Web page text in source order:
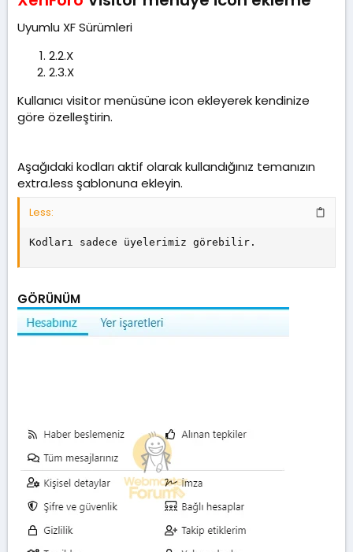
t
a
r
i
Uyumlu XF Sürümleri
2.2.X
2.3.X
Kullanıcı visitor menüsüne icon ekleyerek kendinize
göre özelleştirin.
Aşağıdaki kodları aktif olarak kullandığınız temanızın
extra.less şablonuna ekleyin.
Less:
Kodları sadece üyelerimiz görebilir.
GÖRÜNÜM